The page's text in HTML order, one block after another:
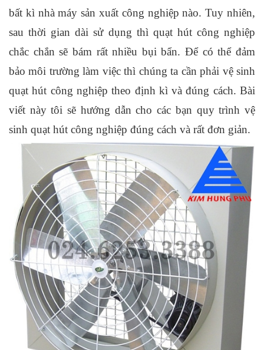
bất kì nhà máy sản xuất công nghiệp nào. Tuy nhiên,
sau thời gian dài sử dụng thì quạt hút công nghiệp
chắc chắn sẽ bám rất nhiều bụi bẩn. Để có thể đảm
bảo môi trường làm việc thì chúng ta cần phải vệ sinh
quạt hút công nghiệp theo định kì và đúng cách. Bài
viết này tôi sẽ hướng dẫn cho các bạn quy trình vệ
sinh quạt hút công nghiệp đúng cách và rất đơn giản.